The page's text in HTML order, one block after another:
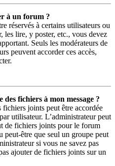
à un forum ?
réservés à certains utilisateurs ou
les lire, y poster, etc., vous devez
Seuls les modérateurs de
peuvent accorder ces accès,
fichiers à mon message ?
joints peut être accordée
utilisateur. L’administrateur peut
de fichiers joints pour le forum
peut-être que seul un groupe peut
si vous ne savez pas
ajouter de fichiers joints sur un